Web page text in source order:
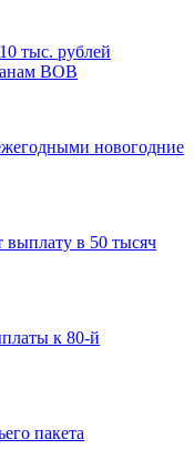
тыс. рублей
ВОВ
новогодние
выплату в 50 тысяч
к 80-й
пакета